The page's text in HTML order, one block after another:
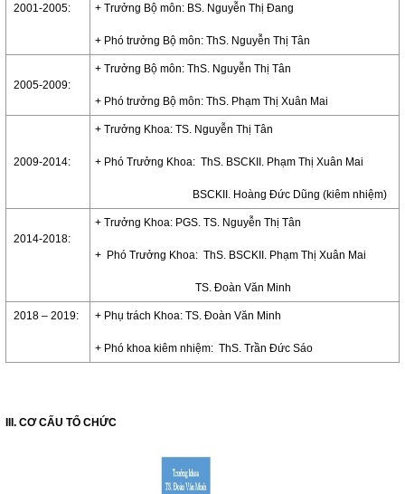
2001-2005: + Trưởng Bộ môn: BS. Nguyễn Thị Đang
+ Phó trưởng Bộ môn: ThS. Nguyễn Thị Tân
2005-2009:
+ Trưởng Bộ môn: ThS. Nguyễn Thị Tân
+ Phó trưởng Bộ môn: ThS. Phạm Thị Xuân Mai
2009-2014:
+ Trưởng Khoa: TS. Nguyễn Thị Tân
+ Phó Trưởng Khoa: ThS. BSCKII. Phạm Thị Xuân Mai
BSCKII. Hoàng Đức Dũng (kiêm nhiệm)
2014-2018:
+ Trưởng Khoa: PGS. TS. Nguyễn Thị Tân
+ Phó Trưởng Khoa: ThS. BSCKII. Phạm Thị Xuân Mai
TS. Đoàn Văn Minh
2018 – 2019: + Phụ trách Khoa: TS. Đoàn Văn Minh
+ Phó khoa kiêm nhiệm: ThS. Trần Đức Sáo
III. CƠ CẤU TỔ CHỨC